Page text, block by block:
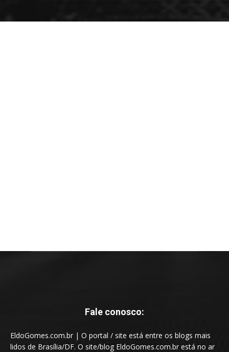
Fale conosco:
EldoGomes.com.br | O portal / site está entre os blogs mais
lidos de Brasília/DF. O site/blog EldoGomes.com.br está no ar